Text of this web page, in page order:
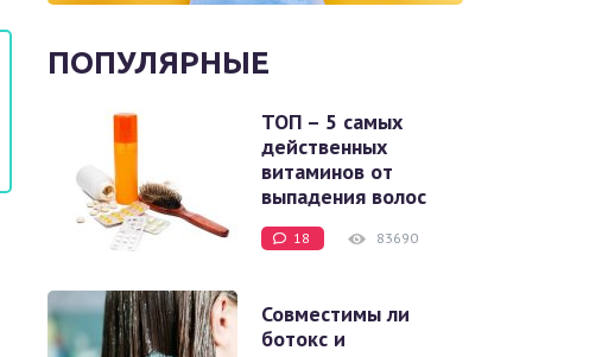
ПОПУЛЯРНЫЕ
ТОП – 5 самых
действенных
витаминов от
выпадения волос
18 83690
Совместимы ли
ботокс и